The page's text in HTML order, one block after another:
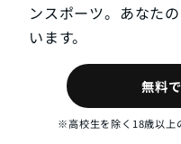
ンスポーツ。あなた
います。
無料
※高校生を除く18歳以上